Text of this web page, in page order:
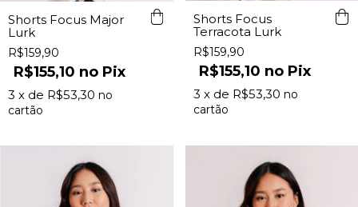
Shorts Focus Major
Lurk
R$159,90
R$155,10 Pix
3 x de R$53,30
Shorts Focus
Terracota Lurk
R$159,90
R$155,10 Pix
3 x de R$53,30